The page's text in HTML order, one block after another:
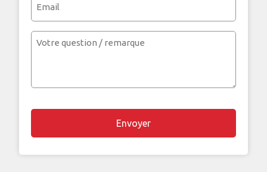
Numéro
de
téléphone
Votre